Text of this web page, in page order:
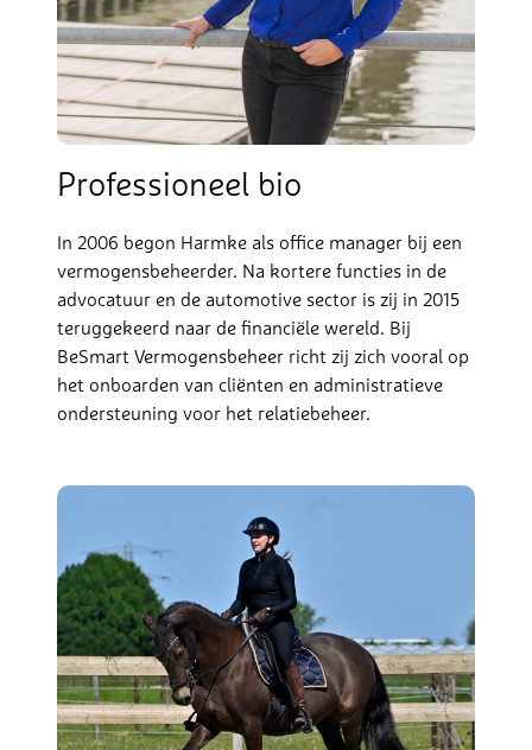
Professioneel bio
In 2006 begon Harmke als office manager bij een
vermogensbeheerder. Na kortere functies in de
advocatuur en de automotive sector is zij in 2015
teruggekeerd naar de financiële wereld. Bij
BeSmart Vermogensbeheer richt zij zich vooral op
het onboarden van cliënten en administratieve
ondersteuning voor het relatiebeheer.